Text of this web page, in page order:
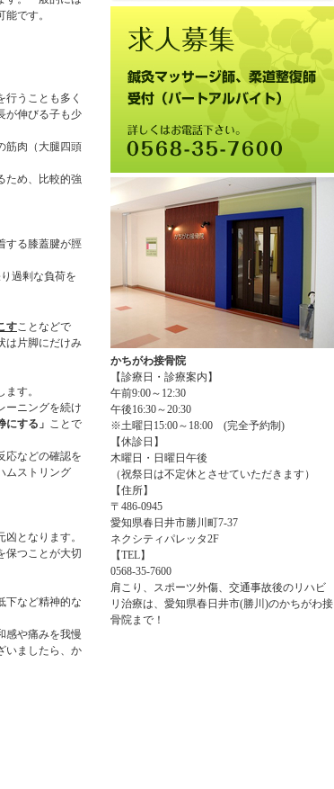
です。
うことも多く
が伸びる子も少
筋肉（大腿四頭
ため、比較的強
する膝蓋腱が脛
過剰な負荷を
す ことなどで
は片脚にだけみ
す。
ーニングを続け
にする」
ことで
応などの確認を
ムストリング
となります。
保つことが大切
下など精神的な
感や痛みを我慢
いましたら、か
かちがわ接骨院
【診療日・診療案内】
午前9:00～12:30
午後16:30～20:30
※土曜日15:00～18:00 (完全予約制)
【休診日】
木曜日・日曜日午後
（祝祭日は不定休とさせていただきます）
【住所】
〒486-0945
愛知県春日井市勝川町7-37
ネクシティパレッタ2F
【TEL】
0568-35-7600
肩こり、スポーツ外傷、交通事故後のリハビ
リ治療は、愛知県春日井市(勝川)のかちがわ接
骨院まで！